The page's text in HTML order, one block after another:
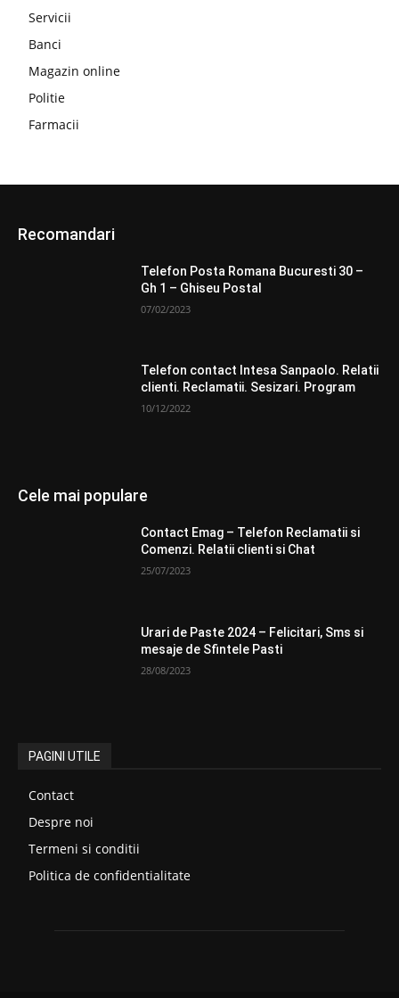
Servicii
Banci
Magazin online
Politie
Farmacii
Recomandari
Telefon Posta Romana Bucuresti 30 –
Gh 1 – Ghiseu Postal
07/02/2023
Telefon contact Intesa Sanpaolo. Relatii
clienti. Reclamatii. Sesizari. Program
10/12/2022
Cele mai populare
Contact Emag – Telefon Reclamatii si
Comenzi. Relatii clienti si Chat
25/07/2023
Urari de Paste 2024 – Felicitari, Sms si
mesaje de Sfintele Pasti
28/08/2023
PAGINI UTILE
Contact
Despre noi
Termeni si conditii
Politica de confidentialitate